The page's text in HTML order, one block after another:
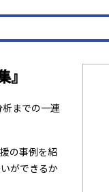
』
までの一連
の事例を紹
ができるか